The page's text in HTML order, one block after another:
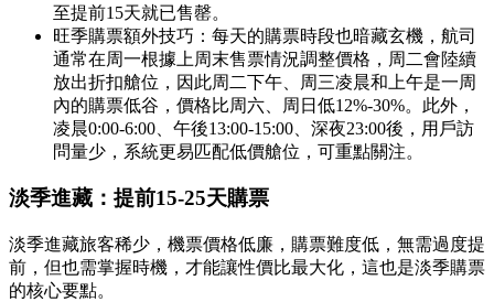
至提前15天就已售罄。
旺季購票額外技巧：每天的購票時段也暗藏玄機，航司
通常在周一根據上周末售票情況調整價格，周二會陸續
放出折扣艙位，因此周二下午、周三凌晨和上午是一周
內的購票低谷，價格比周六、周日低12%-30%。此外，
凌晨0:00-6:00、午後13:00-15:00、深夜23:00後，用戶訪
問量少，系統更易匹配低價艙位，可重點關注。
淡季進藏：提前15-25天購票
淡季進藏旅客稀少，機票價格低廉，購票難度低，無需過度提
前，但也需掌握時機，才能讓性價比最大化，這也是淡季購票
的核心要點。